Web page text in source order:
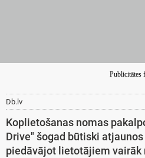
Publicitātes
Db.lv
Koplietošanas nomas
Drive" šogad būtiski
piedāvājot lietotājiem vairāk